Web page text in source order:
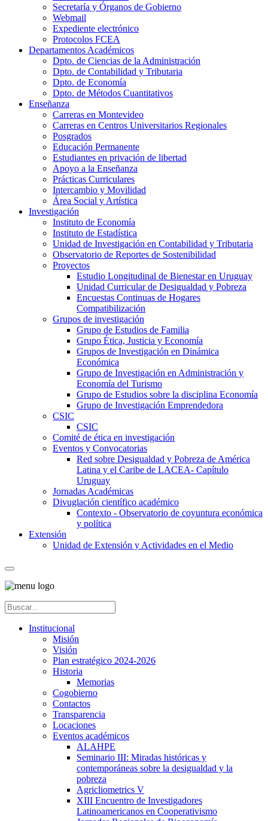
Secretaría y Órganos de Gobierno
Webmail
Expediente electrónico
Protocolos FCEA
Departamentos Académicos
Dpto. de Ciencias de la Administración
Dpto. de Contabilidad y Tributaria
Dpto. de Economía
Dpto. de Métodos Cuantitativos
Enseñanza
Carreras en Montevideo
Carreras en Centros Universitarios Regionales
Posgrados
Educación Permanente
Estudiantes en privación de libertad
Apoyo a la Enseñanza
Prácticas Curriculares
Intercambio y Movilidad
Área Social y Artística
Investigación
Instituto de Economía
Instituto de Estadística
Unidad de Investigación en Contabilidad y Tributaria
Observatorio de Reportes de Sostenibilidad
Proyectos
Estudio Longitudinal de Bienestar en Uruguay
Unidad Curricular de Desigualdad y Pobreza
Encuestas Continuas de Hogares
Compatibilización
Grupos de investigación
Grupo de Estudios de Familia
Grupo Ética, Justicia y Economía
Grupos de Investigación en Dinámica
Económica
Grupo de Investigación en Administración y
Economía del Turismo
Grupo de Estudios sobre la disciplina Economía
Grupo de Investigación Emprendedora
CSIC
CSIC
Comité de ética en investigación
Eventos y Convocatorias
Red sobre Desigualdad y Pobreza de América
Latina y el Caribe de LACEA- Capítulo
Uruguay
Jornadas Académicas
Divuglación científico académico
Contexto - Observatorio de coyuntura económica
y política
Extensión
Unidad de Extensión y Actividades en el Medio
Institucional
Misión
Visión
Plan estratégico 2024-2026
Historia
Memorias
Cogobierno
Contactos
Transparencia
Locaciones
Eventos académicos
ALAHPE
Seminario III: Miradas históricas y
contemporáneas sobre la desigualdad y la
pobreza
Agricliometrics V
XIII Encuentro de Investigadores
Latinoamericanos en Cooperativismo